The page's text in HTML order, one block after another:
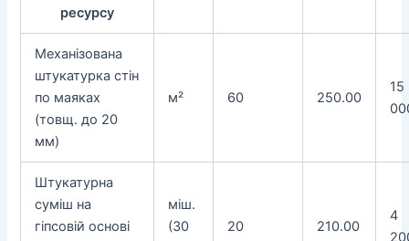
ресурсу
Механізована
штукатурка стін
по маяках
(товщ. до 20
мм)
м² 60 250.00
15
Штукатурна
суміш на
гіпсовій основі
міш.
(30
20 210.00
4